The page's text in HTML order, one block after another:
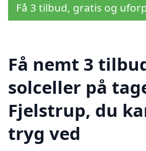
Få 3 tilbud, gratis og
Få nemt 3
solceller på
Fjelstrup, du
tryg ved